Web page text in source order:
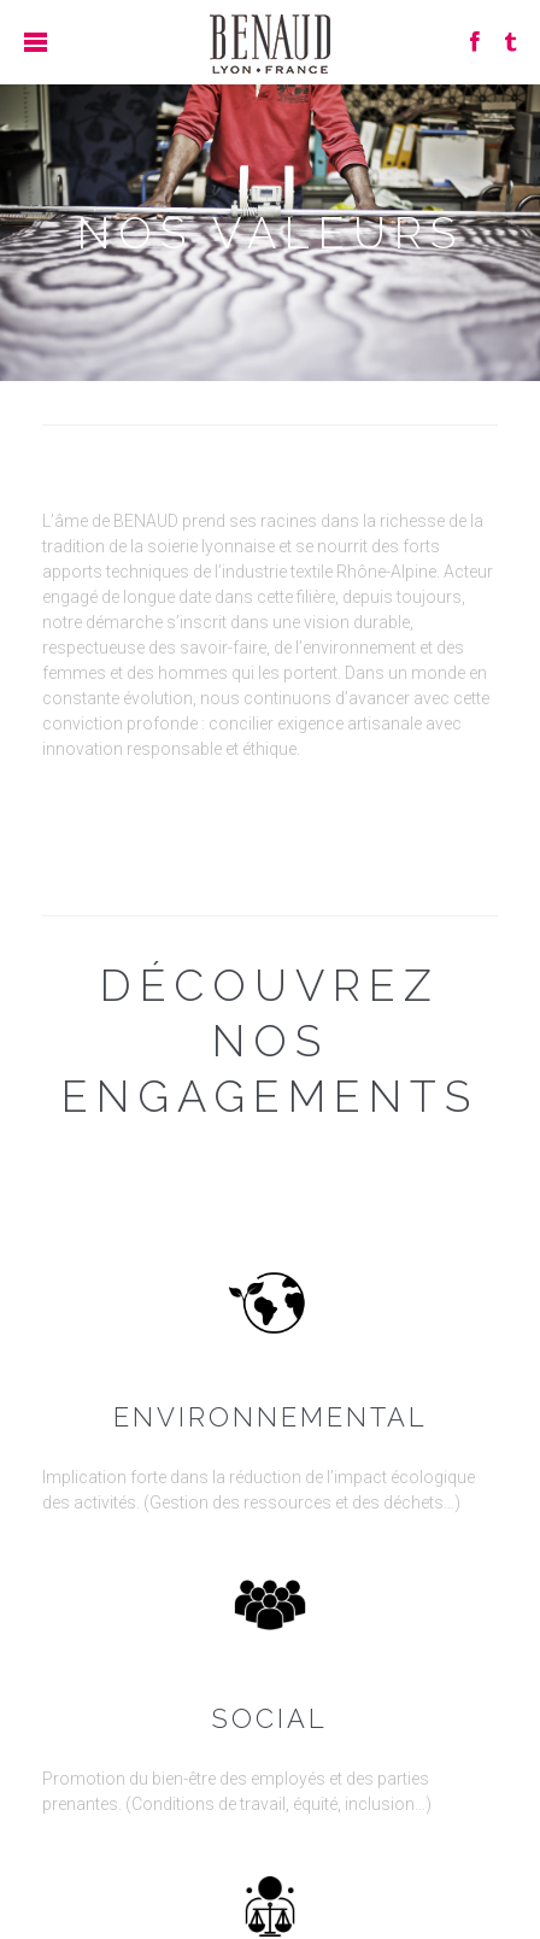
NOS VALEURS
L’âme de BENAUD prend ses racines dans la richesse de la
tradition de la soierie lyonnaise et se nourrit des forts
apports techniques de l’industrie textile Rhône-Alpine. Acteur
engagé de longue date dans cette filière, depuis toujours,
notre démarche s’inscrit dans une vision durable,
respectueuse des savoir-faire, de l’environnement et des
femmes et des hommes qui les portent. Dans un monde en
constante évolution, nous continuons d’avancer avec cette
conviction profonde : concilier exigence artisanale avec
innovation responsable et éthique.
DÉCOUVREZ
NOS
ENGAGEMENTS
ENVIRONNEMENTAL
Implication forte dans la réduction de l’impact écologique
des activités. (Gestion des ressources et des déchets…)
SOCIAL
Promotion du bien-être des employés et des parties
prenantes. (Conditions de travail, équité, inclusion…)